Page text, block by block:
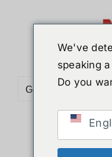
Go to...
Sort by
We've
speaking
Do you